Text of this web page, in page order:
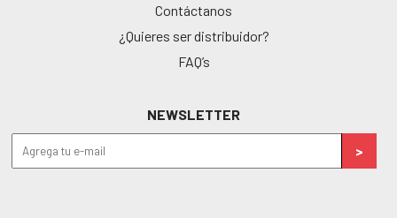
Contáctanos
¿Quieres ser distribuidor?
FAQ’s
NEWSLETTER